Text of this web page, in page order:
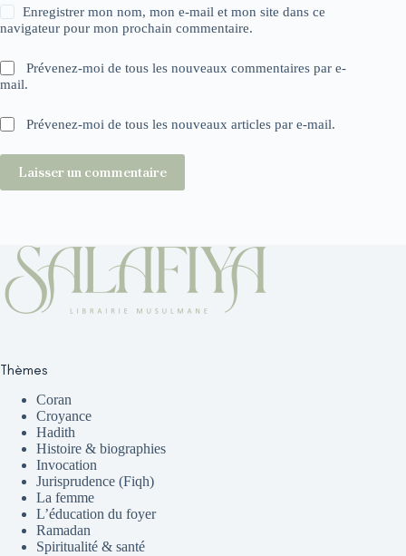
Enregistrer mon nom, mon e-mail et mon site dans ce
navigateur pour mon prochain commentaire.
Prévenez-moi de tous les nouveaux commentaires par e-
mail.
Prévenez-moi de tous les nouveaux articles par e-mail.
Laisser un commentaire
Thèmes
Coran
Croyance
Hadith
Histoire & biographies
Invocation
Jurisprudence (Fiqh)
La femme
L’éducation du foyer
Ramadan
Spiritualité & santé